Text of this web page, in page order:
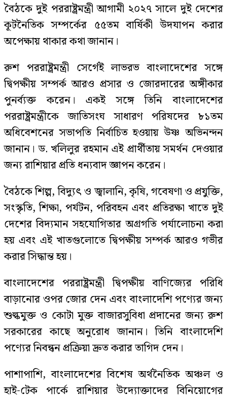
বৈঠকে দুই পররাষ্ট্রমন্ত্রী আগামী ২০২৭ সালে দুই দেশের
কূটনৈতিক সম্পর্কের ৫৫তম বার্ষিকী উদযাপন করার
অপেক্ষায় থাকার কথা জানান।
রুশ পররাষ্ট্রমন্ত্রী সের্গেই লাভরভ বাংলাদেশের সঙ্গে
দ্বিপক্ষীয় সম্পর্ক আরও প্রসার ও জোরদারের অঙ্গীকার
পুনর্ব্যক্ত করেন। একই সঙ্গে তিনি বাংলাদেশের
পররাষ্ট্রমন্ত্রীকে জাতিসংঘ সাধারণ পরিষদের ৮১তম
অধিবেশনের সভাপতি নির্বাচিত হওয়ায় উষ্ণ অভিনন্দন
জানান। ড. খলিলুর রহমান এই প্রার্থীতায় সমর্থন দেওয়ার
জন্য রাশিয়ার প্রতি ধন্যবাদ জ্ঞাপন করেন।
বৈঠকে শিল্প, বিদ্যুৎ ও জ্বালানি, কৃষি, গবেষণা ও প্রযুক্তি,
সংস্কৃতি, শিক্ষা, পর্যটন, পরিবহন এবং প্রতিরক্ষা খাতে দুই
দেশের বিদ্যমান সহযোগিতার অগ্রগতি পর্যালোচনা করা
হয় এবং এই খাতগুলোতে দ্বিপক্ষীয় সম্পর্ক আরও গভীর
করার সিদ্ধান্ত হয়।
বাংলাদেশের পররাষ্ট্রমন্ত্রী দ্বিপক্ষীয় বাণিজ্যের পরিধি
বাড়ানোর ওপর জোর দেন এবং বাংলাদেশি পণ্যের জন্য
শুল্কমুক্ত ও কোটা মুক্ত বাজারসুবিধা প্রদানের জন্য রুশ
সরকারের কাছে অনুরোধ জানান। তিনি বাংলাদেশি
পণ্যের নিবন্ধন প্রক্রিয়া দ্রুত করার তাগিদ দেন।
পাশাপাশি, বাংলাদেশের বিশেষ অর্থনৈতিক অঞ্চল ও
হাই-টেক পার্কে রাশিয়ার উদ্যোক্তাদের বিনিয়োগের